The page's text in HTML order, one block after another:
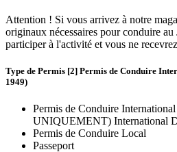
Attention ! Si vous arrivez à notre
originaux nécessaires pour conduire
participer à l'activité et vous ne
Type de Permis [2] Permis de Conduire
1949)
Permis de Conduire
UNIQUEMENT) International
Permis de Conduire Local
Passeport